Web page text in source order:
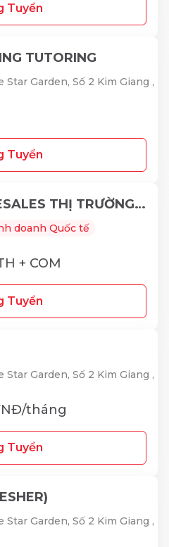
Tuyển
TUTORING
Star Garden, Số 2 Kim Giang ,
Tuyển
CHUYÊN VIÊN TELESALES THỊ TRƯỜNG THÁI LAN
doanh Quốc tế
+ COM
Tuyển
Star Garden, Số 2 Kim Giang ,
tháng
Tuyển
Star Garden, Số 2 Kim Giang ,